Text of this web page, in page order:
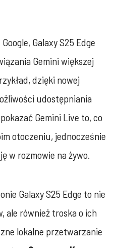
Galaxy S25 Edge
Gemini większej
dzięki nowej
udostępniania
Gemini Live to, co
otoczeniu, jednocześnie
w rozmowie na żywo.
Galaxy S25 Edge to nie
ale również troska o ich
lokalne przetwarzanie